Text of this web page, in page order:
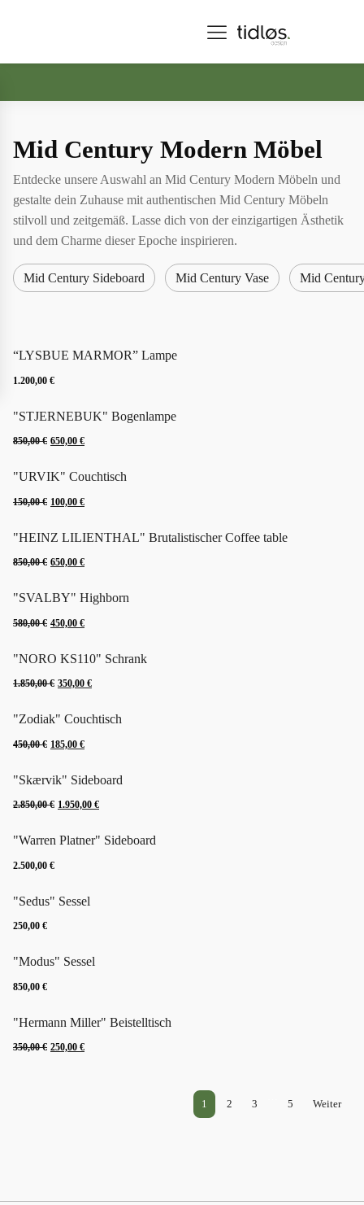
Mid Century Modern Möbel
Entdecke unsere Auswahl an Mid Century Modern Möbeln und
gestalte dein Zuhause mit authentischen Mid Century Möbeln
stilvoll und zeitgemäß. Lasse dich von der einzigartigen Ästhetik
und dem Charme dieser Epoche inspirieren.
Mid Century Sideboard Mid Century Vase Mid
“LYSBUE MARMOR” Lampe
1.200,00 €
"STJERNEBUK" Bogenlampe
850,00€ Ursprünglicher
war:
850,00 €
650,00 €Aktueller
ist:
650,00 €.
"URVIK" Couchtisch
150,00€ Ursprünglicher
war:
150,00 €
100,00 €Aktueller
ist:
100,00 €.
"HEINZ LILIENTHAL" Brutalistischer Coffee table
850,00€ Ursprünglicher
war:
850,00 €
650,00 €Aktueller
ist:
650,00 €.
"SVALBY" Highborn
580,00€ Ursprünglicher
war:
580,00 €
450,00 €Aktueller
ist:
450,00 €.
"NORO KS110" Schrank
1.850,00€ Ursprünglicher
war:
1.850,00 €
350,00 €Aktueller
ist:
"Zodiak" Couchtisch
450,00€ Ursprünglicher
war:
450,00 €
185,00 €Aktueller
ist:
185,00 €.
"Skærvik" Sideboard
2.850,00€ Ursprünglicher
war:
1.950,00 €Aktueller
ist:
"Warren Platner" Sideboard
2.500,00 €
"Sedus" Sessel
250,00 €
"Modus" Sessel
850,00 €
"Hermann Miller" Beistelltisch
350,00€ Ursprünglicher
250,00 €Aktueller
1 2 3 5 Weiter